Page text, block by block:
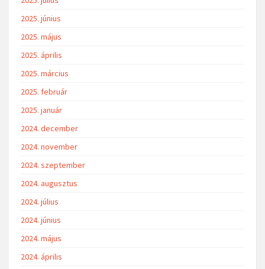
2025. június
2025. május
2025. április
2025. március
2025. február
2025. január
2024. december
2024. november
2024. szeptember
2024. augusztus
2024. július
2024. június
2024. május
2024. április